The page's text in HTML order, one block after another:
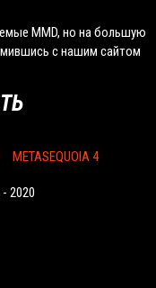
MMD, но на большую
с нашим сайтом
METASEQUOIA 4
2020